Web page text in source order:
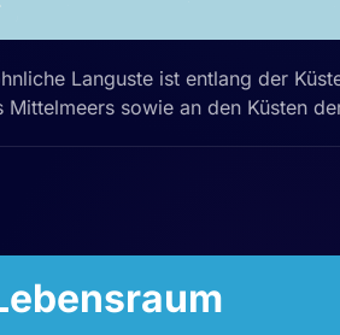
Languste ist entlang der
Mittelmeers sowie an den Küsten